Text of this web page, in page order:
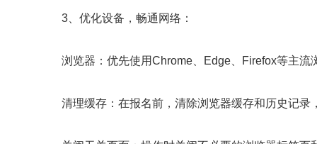
3、优化设备，畅通网络：
浏览器：优先使用Chrome、Edge、Firefox等主流
清理缓存：在报名前，清除浏览器缓存和历史记录